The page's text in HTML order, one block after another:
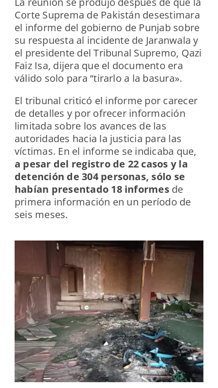
Corte Suprema de Pakistán desestimara
el informe del gobierno de Punjab sobre
su respuesta al incidente de Jaranwala y
el presidente del Tribunal Supremo, Qazi
Faiz Isa, dijera que el documento era
válido solo para “tirarlo a la basura».
El tribunal criticó el informe por carecer
de detalles y por ofrecer información
limitada sobre los avances de las
autoridades hacia la justicia para las
víctimas. En el informe se indicaba que,
a pesar del registro de 22 casos y la
detención de 304 personas, sólo se
habían presentado 18 informesde
primera información en un período de
seis meses.